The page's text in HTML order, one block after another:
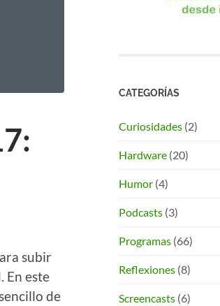
subir
. En este
de
CATEGORÍAS
Curiosidades (2)
Hardware (20)
Humor (4)
Podcasts (3)
Programas (66)
Reflexiones (8)
Screencasts (6)